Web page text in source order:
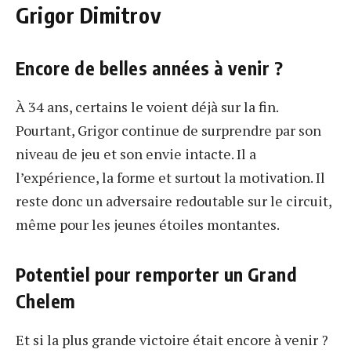
Grigor Dimitrov
Encore de belles années à venir ?
À 34 ans, certains le voient déjà sur la fin.
Pourtant, Grigor continue de surprendre par son
niveau de jeu et son envie intacte. Il a
l’expérience, la forme et surtout la motivation. Il
reste donc un adversaire redoutable sur le circuit,
même pour les jeunes étoiles montantes.
Potentiel pour remporter un Grand
Chelem
Et si la plus grande victoire était encore à venir ?